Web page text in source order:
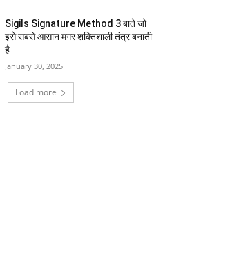
Sigils Signature Method 3 बाते जो
इसे सबसे आसान मगर शक्तिशाली तंत्र बनाती
है
January 30, 2025
Load more